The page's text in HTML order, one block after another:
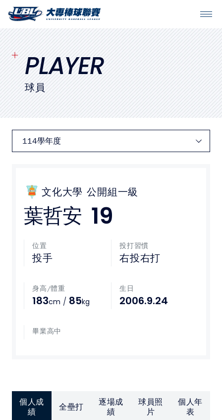
SITEMAP
首頁
球隊戰績
賽程表
球隊與球員
比賽場地
最新消息
下載專區
聯絡我們
LINK
PLAYER
球員
文化大學 公開組一級
葉哲安 19
位置
投手
投打習慣
右投右打
身高/體重
183cm / 85kg
生日
2006.9.24
畢業高中
個人成
績
全壘打
逐場成
績
球員照
片
個人年
表